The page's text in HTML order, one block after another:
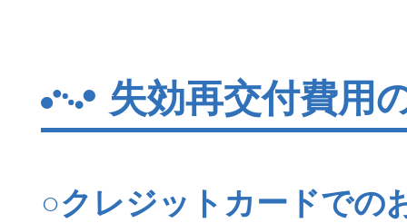
失効再交付費用
○クレジットカードでの